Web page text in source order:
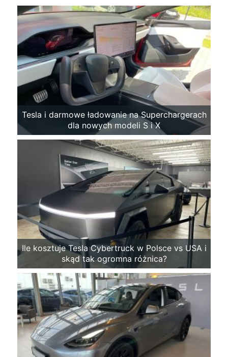
Tesla i darmowe ładowanie na Superchargerach
dla nowych modeli S i X
Ile kosztuje Tesla Cybertruck w Polsce vs USA i
skąd tak ogromna różnica?